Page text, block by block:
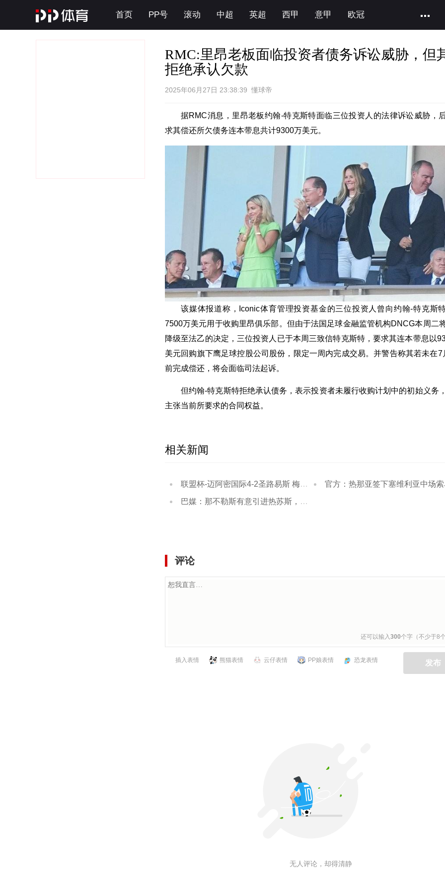
首页 PP号 滚动 中超 英超 西甲 意甲 欧冠
RMC:里昂老板面临投资者债务诉讼威胁，但
拒绝承认欠款
2025年06月27日 23:38:39 懂球帝
据RMC消息，里昂老板约翰-特克斯特面临三位投资人的法律诉讼威胁，
求其偿还所欠债务连本带息共计9300万美元。
该媒体报道称，Iconic体育管理投资基金的三位投资人曾向约翰-特克斯
7500万美元用于收购里昂俱乐部。但由于法国足球金融监管机构DNCG本周二
降级至法乙的决定，三位投资人已于本周三致信特克斯特，要求其连本带息以
美元回购旗下鹰足球控股公司股份，限定一周内完成交易。并警告称其若未在7
前完成偿还，将会面临司法起诉。
但约翰-特克斯特拒绝承认债务，表示投资者未履行收购计划中的初始义务
主张当前所要求的合同权益。
相关新闻
联盟杯-迈阿密国际4-2圣路易斯 梅西两射一传 官方：热那亚签下塞维利亚中场
巴媒：那不勒斯有意引进热苏斯，阿森纳标价至少2000万欧
评论
还可以输入300个字（不少于8个
发布
插入表情 熊猫表情 云仔表情 PP娘表情 恐龙表情
无人评论，却得清静